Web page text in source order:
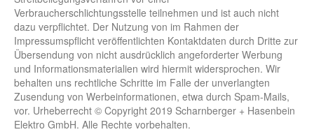
Verbraucherschlichtungsstelle teilnehmen und ist auch nicht
dazu verpflichtet. Der Nutzung von im Rahmen der
Impressumspflicht veröffentlichten Kontaktdaten durch Dritte zur
Übersendung von nicht ausdrücklich angeforderter Werbung
und Informationsmaterialien wird hiermit widersprochen. Wir
behalten uns rechtliche Schritte im Falle der unverlangten
Zusendung von Werbeinformationen, etwa durch Spam-Mails,
vor. Urheberrecht © Copyright 2019 Scharnberger + Hasenbein
Elektro GmbH. Alle Rechte vorbehalten.